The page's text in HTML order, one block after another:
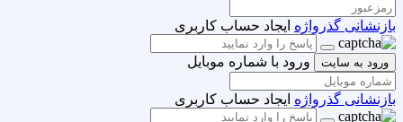
بازنشانی گذرواژه ایجاد حساب کاربری
ورود به سایت ورود با شماره موبایل
بازنشانی گذرواژه ایجاد حساب کاربری